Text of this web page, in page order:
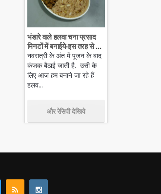
भंडारे वाले हलवा चना प्रसाद
मिनटों में बनाईये-इस तरह से ...
नवरात्री के अंत में पूजन के बाद
कंजक बैठाई जाती है. उसी के
लिए आज हम बनाने जा रहे हैं
हलव...
और रेसिपी देखिये